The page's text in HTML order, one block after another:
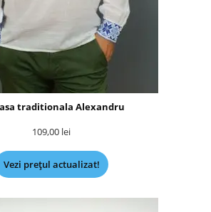
traditionala Alexandru
109,00 lei
Vezi prețul actualizat!